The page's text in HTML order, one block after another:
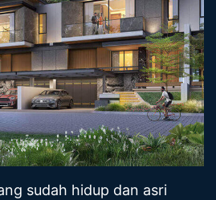
sudah hidup dan asri